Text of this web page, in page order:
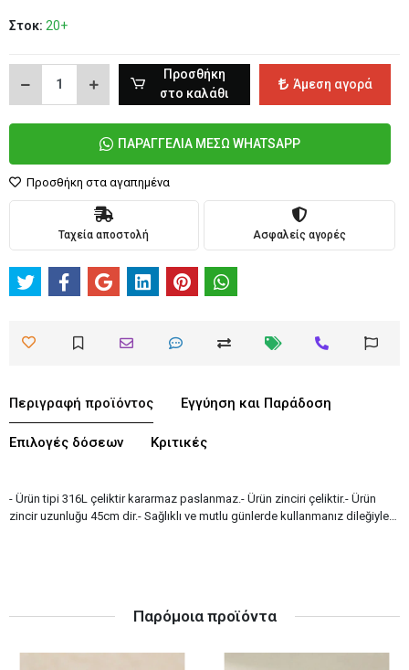
Στοκ: 20+
Προσθήκη
στο καλάθι
Άμεση αγορά
ΠΑΡΑΓΓΕΛΙΑ ΜΕΣΩ WHATSAPP
Προσθήκη στα αγαπημένα
Ταχεία αποστολή Ασφαλείς αγορές
Περιγραφή προϊόντος Εγγύηση και Παράδοση
Επιλογές δόσεων Κριτικές
- Ürün tipi 316L çeliktir kararmaz paslanmaz.- Ürün zinciri çeliktir.- Ürün
zincir uzunluğu 45cm dir.- Sağlıklı ve mutlu günlerde kullanmanız dileğiyle…
Παρόμοια προϊόντα